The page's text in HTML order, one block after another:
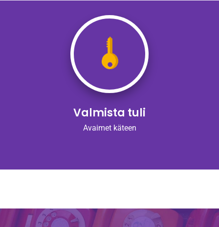
Valmista tuli
Avaimet käteen